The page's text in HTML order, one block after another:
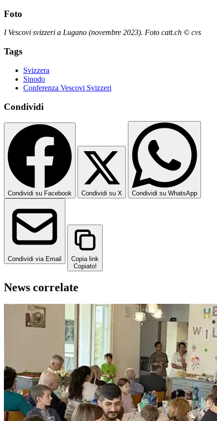
Foto
I Vescovi svizzeri a Lugano (novembre 2023). Foto catt.ch © cvs
Tags
Svizzera
Sinodo
Conferenza Vescovi Svizzeri
Condividi
Condividi su Facebook Condividi su X Condividi su WhatsApp
Condividi via Email
Copia link
Copiato!
News correlate